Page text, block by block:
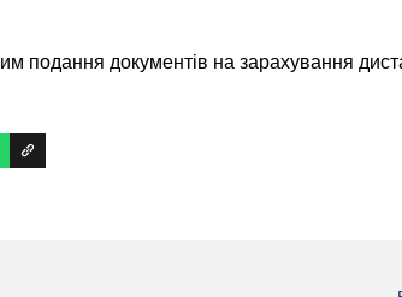
подання документів на зарахування